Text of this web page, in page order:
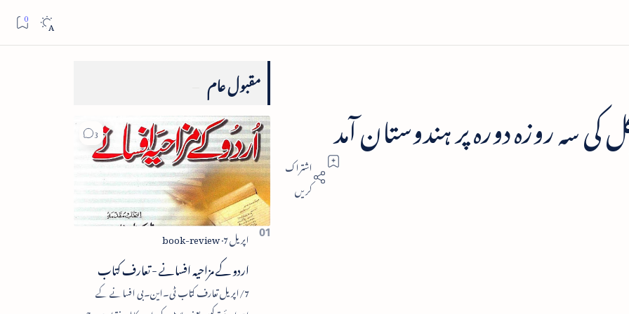
کی سہ روزہ دورہ پر ہندوستان آمد
مقبول عام
اردو کے مزاحیہ افسانے - تعارف کتاب
7/اپریل تعارف کتاب ٹی۔این۔بی افسانے کے